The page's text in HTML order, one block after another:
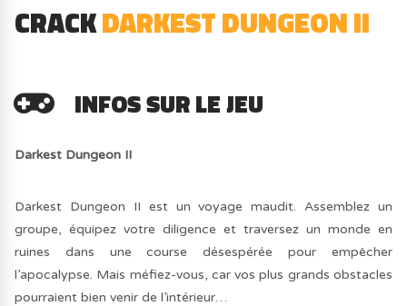
CRACKDARKEST DUNGEON II
INFOS SUR LE JEU
Darkest Dungeon II
Darkest Dungeon II est un voyage maudit. Assemblez un
groupe, équipez votre diligence et traversez un monde en
ruines dans une course désespérée pour empêcher
l’apocalypse. Mais méfiez-vous, car vos plus grands obstacles
pourraient bien venir de l’intérieur…